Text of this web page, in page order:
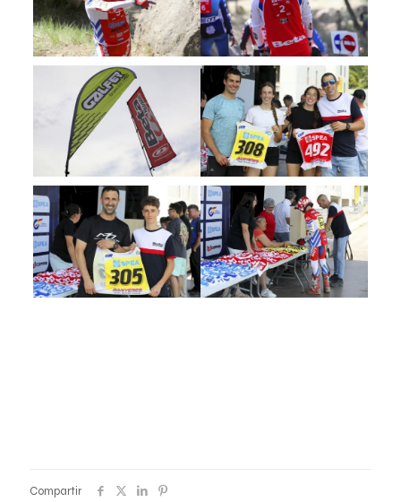
Compartir